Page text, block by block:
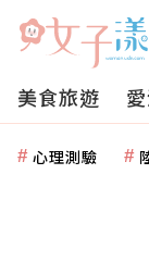
美食旅遊
心理測驗